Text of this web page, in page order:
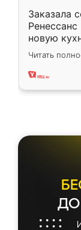
Заказала
Ренессанс
новую
вполне
два года,
Читать
ДО